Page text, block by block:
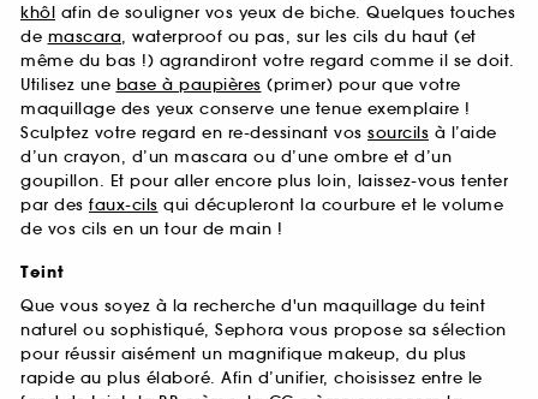
khôl afin de souligner vos yeux de biche. Quelques touches
de mascara, waterproof ou pas, sur les cils du haut (et
même du bas !) agrandiront votre regard comme il se doit.
Utilisez une base à paupières (primer) pour que votre
maquillage des yeux conserve une tenue exemplaire !
Sculptez votre regard en re-dessinant vos sourcils à l’aide
d’un crayon, d’un mascara ou d’une ombre et d’un
goupillon. Et pour aller encore plus loin, laissez-vous tenter
par des faux-cils qui décupleront la courbure et le volume
de vos cils en un tour de main !
Teint
Que vous soyez à la recherche d'un maquillage du teint
naturel ou sophistiqué, Sephora vous propose sa sélection
pour réussir aisément un magnifique makeup, du plus
rapide au plus élaboré. Afin d’unifier, choisissez entre le